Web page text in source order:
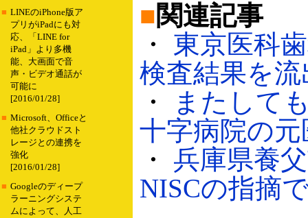
■ LINEのiPhone版ア
プリがiPadにも対
応、「LINE for
iPad」より多機
能、大画面で音
声・ビデオ通話が
可能に
[2016/01/28]
■ Microsoft、Officeと
他社クラウドスト
レージとの連携を
強化
[2016/01/28]
■ Googleのディープ
ラーニングシステ
ムによって、人工
■関連記事
・ 東京医科
検査結果を流
・
またして
十字病院の元
・ 兵庫県養
NISCの指摘